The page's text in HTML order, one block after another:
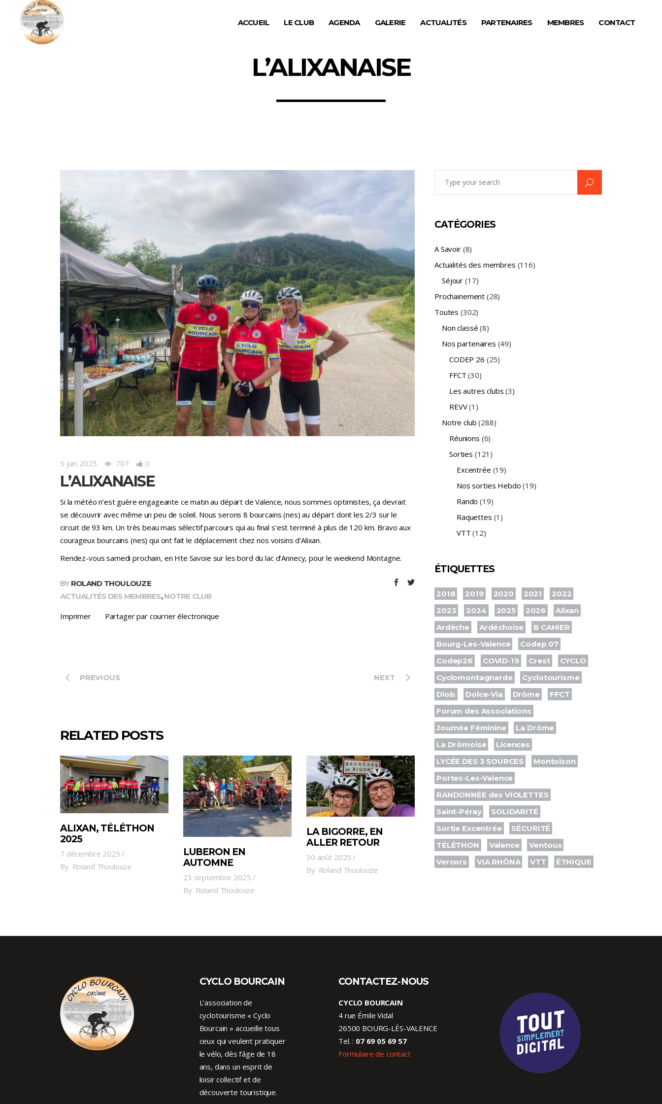
ACCUEIL LE CLUB AGENDA GALERIE ACTUALITÉS PARTENAIRES MEMBRES CONTACT
L’ALIXANAISE
5 juin 2025 707 0
L’ALIXANAISE
Si la météo n’est guère engageante ce matin au départ de Valence, nous sommes optimistes, ça devrait
se découvrir avec même un peu de soleil. Nous serons 8 bourcains (nes) au départ dont les 2/3 sur le
circuit de 93 km. Un très beau mais sélectif parcours qui au final s’est terminé à plus de 120 km. Bravo aux
courageux bourcains (nes) qui ont fait le déplacement chez nos voisins d’Alixan.
Rendez-vous samedi prochain, en Hte Savoie sur les bord du lac d’Annecy, pour le weekend Montagne.
BY ROLAND THOULOUZE
ACTUALITÉS DES MEMBRES,NOTRE CLUB
Imprimer Partager par courrier électronique
PREVIOUS NEXT
RELATED POSTS
ALIXAN, TÉLÉTHON
2025
7 décembre 2025
By Roland Thoulouze
LUBERON EN
AUTOMNE
23 septembre 2025
By Roland Thoulouze
LA BIGORRE, EN
ALLER RETOUR
30 août 2025
By Roland Thoulouze
CATÉGORIES
A Savoir(8)
Actualités des membres (116)
Séjour (17)
Prochainement (28)
Toutes (302)
Non classé (8)
Nos partenaires (49)
CODEP 26 (25)
FFCT (30)
Les autres clubs (3)
REVV(1)
Notre club (288)
Réunions (6)
Sorties (121)
Excentrée (19)
Nos sorties Hebdo (19)
Rando (19)
Raquettes (1)
VTT (12)
ÉTIQUETTES
2018 2019 2020 2021
2022
2023
2024 2025 2026
Alixan
Ardèche
Ardéchoise
B CAHIER
Bourg-Les-Valence
Codep 07
Codep26
COVID-19 Crest
CYCLO
Cyclomontagnarde
Cyclotourisme
Diois
Dolce-Via Drôme
FFCT
Forum des Associations
Journée Féminine
La Drôme
La Drômoise
Licences
LYCÉE DES 3 SOURCES
Montoison
Portes-Les-Valence
RANDONNÉE des VIOLETTES
Saint-Péray
SOLIDARITÉ
Sortie Excentrée
SÉCURITÉ
TÉLÉTHON
Valence
Ventoux
Vercors
VIA RHÔNA VTT ÉTHIQUE
CYCLO BOURCAIN
L’association de
cyclotourisme « Cyclo
Bourcain » accueille tous
ceux qui veulent pratiquer
le vélo, dès l’âge de 18
ans, dans un esprit de
loisir collectif et de
découverte touristique.
CONTACTEZ-NOUS
CYCLO BOURCAIN
4 rue Émile Vidal
26500 BOURG-LÈS-VALENCE
Tel. : 07 69 05 69 57
Formulaire de contact